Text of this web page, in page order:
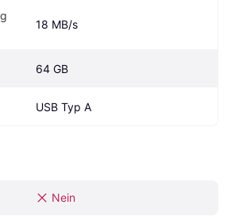
18 MB/s
64 GB
USB Typ A
Nein